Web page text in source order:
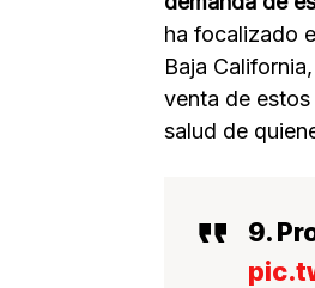
ha focalizado
Baja
venta de
salud de
9.